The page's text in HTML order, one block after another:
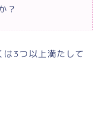
？
3つ以上満たして